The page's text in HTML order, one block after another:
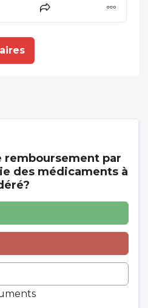
remboursement par
des médicaments à